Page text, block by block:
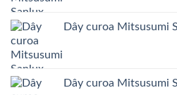
Dây curoa Mitsusumi
Dây curoa Mitsusumi